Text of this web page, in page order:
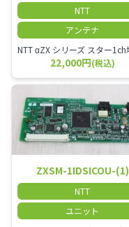
NTT
アンテナ
22,000円(税込)
ZXSM-1IDSICOU-(1)
NTT
ユニット